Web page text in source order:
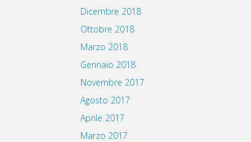
Dicembre 2018
Ottobre 2018
Marzo 2018
Gennaio 2018
Novembre 2017
Agosto 2017
Aprile 2017
Marzo 2017